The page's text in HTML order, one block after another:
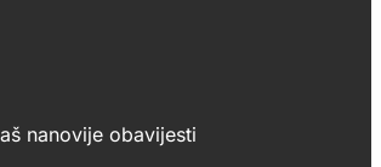
nanovije obavijesti